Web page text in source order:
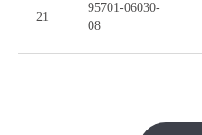
21
95701-06030-
08